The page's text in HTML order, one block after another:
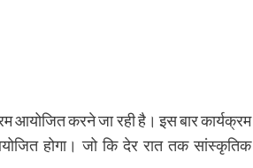
आयोजित करने जा रही है। इस बार कार्यक्रम
होगा। जो कि देर रात तक सांस्कृतिक